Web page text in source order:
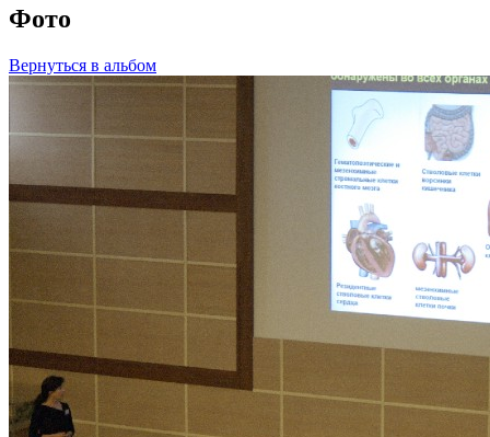
Фото
Вернуться в альбом